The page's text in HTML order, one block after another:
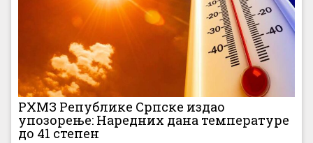
РХМЗ Републике Српске издао
упозорење: Наредних дана температуре
до 41 степен